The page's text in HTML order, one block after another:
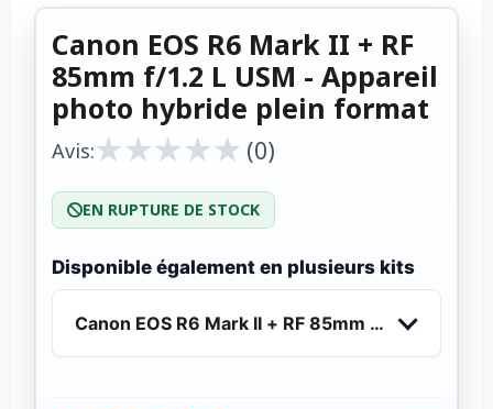
Canon EOS R6 Mark II + RF
85mm f/1.2 L USM - Appareil
photo hybride plein format
Avis:★
★★
★★
★★
★★
★ (0)
EN RUPTURE DE STOCK
Disponible également en plusieurs kits
Canon EOS R6 Mark II + RF 85mm f/1.2 L USM